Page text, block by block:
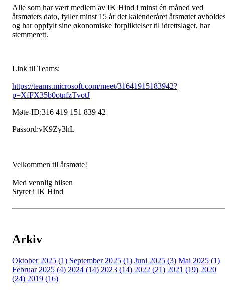
Alle som har vært medlem av IK Hind i minst én måned ved
årsmøtets dato, fyller minst 15 år det kalenderåret årsmøtet
og har oppfylt sine økonomiske forpliktelser til idrettslaget, har
stemmerett.
Link til Teams:
https://teams.microsoft.com/meet/31641915183942?
p=XfFX35b0otnfzTvotJ
Møte-ID:316 419 151 839 42
Passord:vK9Zy3hL
Velkommen til årsmøte!
Med vennlig hilsen
Styret i IK Hind
Arkiv
Oktober 2025 (1) September 2025 (1) Juni 2025 (3) Mai 2025 (1)
Februar 2025 (4) 2024 (14) 2023 (14) 2022 (21) 2021 (19) 2020
(24) 2019 (16)